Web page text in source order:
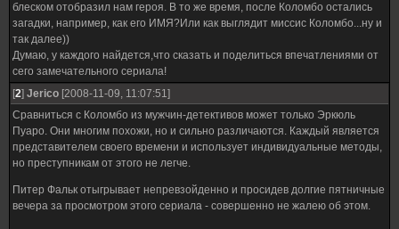
блеском отобразил нам героя. В то же время, после Коломбо остались
загадки, например, как его ИМЯ?Или как выглядит миссис Коломбо...ну и
так далее))
Думаю, у каждого найдется,что сказать и поделиться впечатлениями от
сего замечательного сериала!
[2] Jerico [2008-11-09, 11:07:51]
Сравниться с Коломбо из мужчин-детективов может только Эркюль
Пуаро. Они многим похожи, но и сильно различаются. Каждый является
представителем своего времени и использует индивидуальные методы,
но преступникам от этого не легче.
Питер Фальк отыгрывает непревзойденно и просидев долгие пятничные
вечера за просмотром этого сериала - совершенно не жалею об этом.